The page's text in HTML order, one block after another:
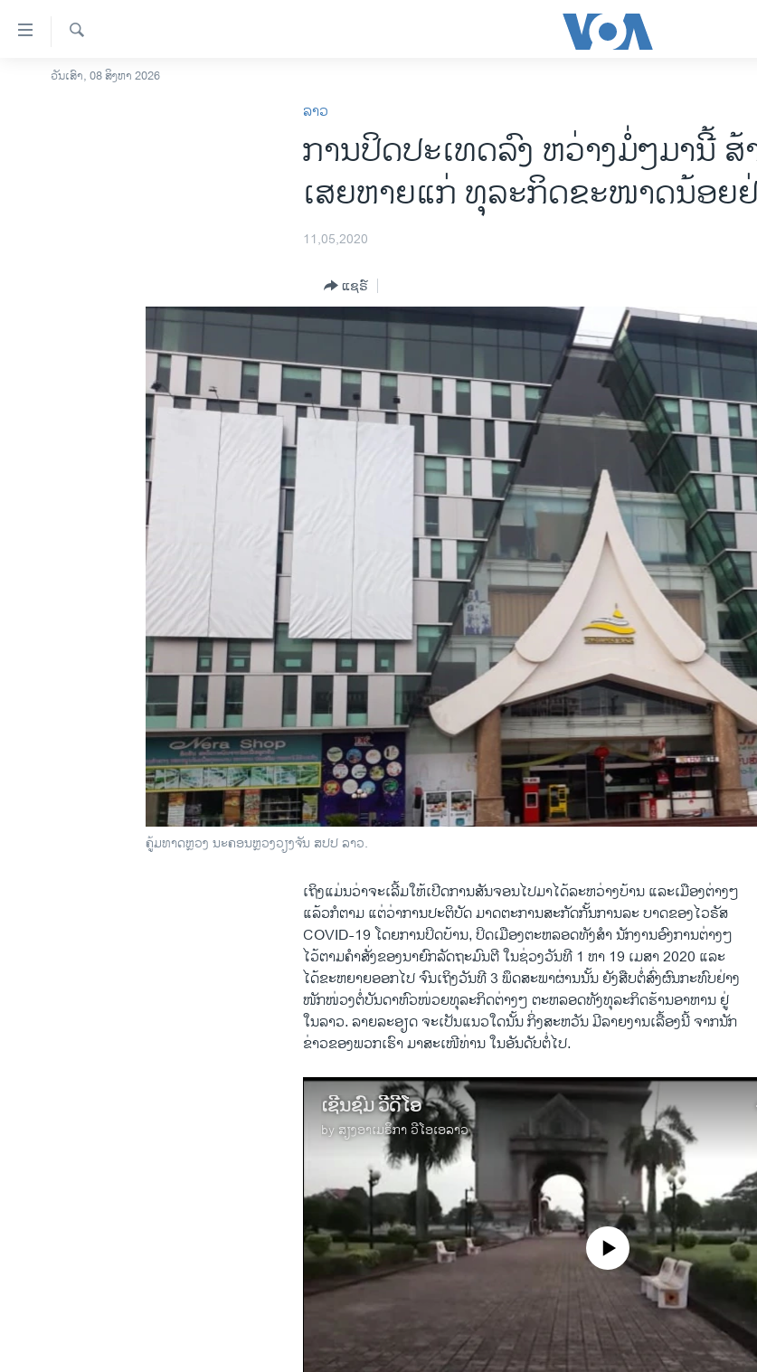
ລິ້ງ
ສຳຫລັບ
ໂຮມເພຈ
ອິດສະຫຼະພາບດ້ານການຂ່າວ
ວິທະຍາສາດ-ເທັກໂນໂລຈີ
ຄົ້ນຫາ
ວັນເສົາ, 08 ສິງຫາ 2026
ລາວ
ການປິດປະເທດລົງ ຫວ່າງມໍ່ໆມານີ້ ສ້
ເສຍຫາຍແກ່ ທຸລະກິດຂະໜາດນ້ອຍ
11,05,2020
ແຊຣ໌
ຄູ້ມທາດຫຼວງ ນະຄອນຫຼວງວຽງຈັນ ສປປ ລາວ.
ເຖິງແມ່ນວ່າຈະເລີ້ມໃຫ້ເປີດການສັນຈອນໄປມາໄດ້ລະຫວ່າງບ້ານ ແລະເມືອງຕ່າງໆ
ແລ້ວກໍຕາມ ແຕ່ວ່າການປະຕິບັດ ມາດຕະການສະກັດກັ້ນການລະ ບາດຂອງໄວຣັສ
COVID-19 ໂດຍການປິດບ້ານ, ປິດເມືອງຕະຫລອດທັງສໍາ ນັກງານອົງການຕ່າງໆ
ໄວ້ຕາມຄໍາສັ່ງຂອງນາຍົກລັດຖະມົນຕີ ໃນຊ່ວງວັນທີ 1 ຫາ 19 ເມສາ 2020 ແລະ
ໄດ້ຂະຫຍາຍອອກໄປ ຈົນເຖິງວັນທີ 3 ພຶດສະພາຜ່ານນັ້ນ ຍັງສືບຕໍ່ສົ່ງຜົນກະທົບຢ່າງ
ໜັກໜ່ວງຕໍ່ບັນດາຫົວໜ່ວຍທຸລະກິດຕ່າງໆ ຕະຫລອດທັງທຸລະກິດຮ້ານອາຫານ ຢູ່
ໃນລາວ. ລາຍລະອຽດ ຈະເປັນແນວໃດນັ້ນ ກິ່ງສະຫວັນ ມີລາຍງານເລື້ອງນີ້ ຈາກນັກ
ຂ່າວຂອງພວກເຮົາ ມາສະເໜີທ່ານ ໃນອັນດັບຕໍ່ໄປ.
ເຊີນຊົມ ວີດີໂອ
byສຽງອາເມຣິກາ ວີໂອເອລາວ
No media source currently available